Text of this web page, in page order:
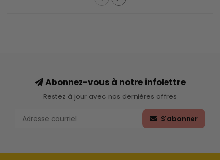
Abonnez-vous à notre infolettre
Restez à jour avec nos dernières offres
S'abonner